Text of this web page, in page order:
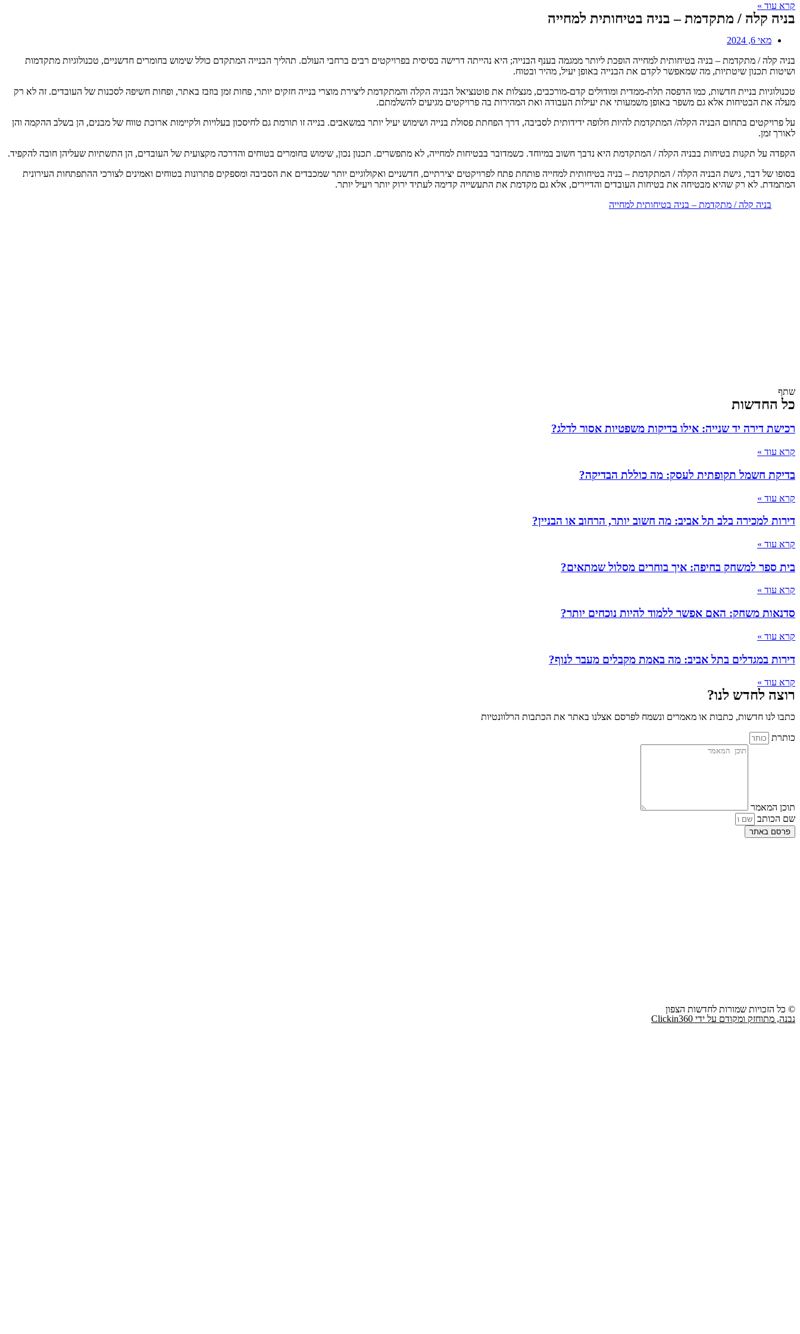
קרא עוד »
בניה קלה / מתקדמת – בניה בטיחותית למחייה
מאי 6, 2024
בניה קלה / מתקדמת – בניה בטיחותית למחייה הופכת ליותר ממגמה בענף הבנייה; היא נהייתה דרישה בסיסית בפרויקטים רבים ברחבי העולם. תהליך הבנייה המתקדם כולל שימוש בחומרים חדשניים, טכנולוגיות מתקדמות
ושיטות תכנון שיטתיות, מה שמאפשר לקדם את הבנייה באופן יעיל, מהיר ובטוח.
טכנולוגיות בניית חדשות, כמו הדפסה תלת-ממדית ומודולים קדם-מורכבים, מנצלות את פוטנציאל הבניה הקלה והמתקדמת ליצירת מוצרי בנייה חזקים יותר, פחות זמן בוזבז באתר, ופחות חשיפה לסכנות של העובדים. זה לא רק
מעלה את הבטיחות אלא גם משפר באופן משמעותי את יעילות העבודה ואת המהירות בה פרויקטים מגיעים להשלמתם.
על פרויקטים בתחום הבניה הקלה/ המתקדמת להיות חלופה ידידותית לסביבה, דרך הפחתת פסולת בנייה ושימוש יעיל יותר במשאבים. בנייה זו תורמת גם לחיסכון בעלויות ולקיימות ארוכת טווח של מבנים, הן בשלב ההקמה והן
לאורך זמן.
הקפדה על תקנות בטיחות בבניה הקלה / המתקדמת היא נדבך חשוב במיוחד. כשמדובר בבטיחות למחייה, לא מתפשרים. תכנון נכון, שימוש בחומרים בטוחים והדרכה מקצועית של העובדים, הן התשתיות שעליהן חובה להקפיד.
בסופו של דבר, גישת הבניה הקלה / המתקדמת – בניה בטיחותית למחייה פותחת פתח לפרויקטים יצירתיים, חדשניים ואקולוגיים יותר שמכבדים את הסביבה ומספקים פתרונות בטוחים ואמינים לצורכי ההתפתחות העירונית
המתמדת. לא רק שהיא מבטיחה את בטיחות העובדים והדיירים, אלא גם מקדמת את התעשייה קדימה לעתיד ירוק יותר ויעיל יותר.
בניה קלה / מתקדמת – בניה בטיחותית למחייה
שתף
כל החדשות
רכישת דירה יד שנייה: אילו בדיקות משפטיות אסור לדלג?
קרא עוד »
בדיקת חשמל תקופתית לעסק: מה כוללת הבדיקה?
קרא עוד »
דירות למכירה בלב תל אביב: מה חשוב יותר, הרחוב או הבניין?
קרא עוד »
בית ספר למשחק בחיפה: איך בוחרים מסלול שמתאים?
קרא עוד »
סדנאות משחק: האם אפשר ללמוד להיות נוכחים יותר?
קרא עוד »
דירות במגדלים בתל אביב: מה באמת מקבלים מעבר לנוף?
קרא עוד »
רוצה לחדש לנו?
כתבו לנו חדשות, כתבות או מאמרים ונשמח לפרסם אצלנו באתר את הכתבות הרלוונטיות
כותרת
תוכן המאמר
שם הכותב
פרסם באתר
© כל הזכויות שמורות לחדשות הצפון
נבנה, מתוחזק ומקודם על ידי Clickin360